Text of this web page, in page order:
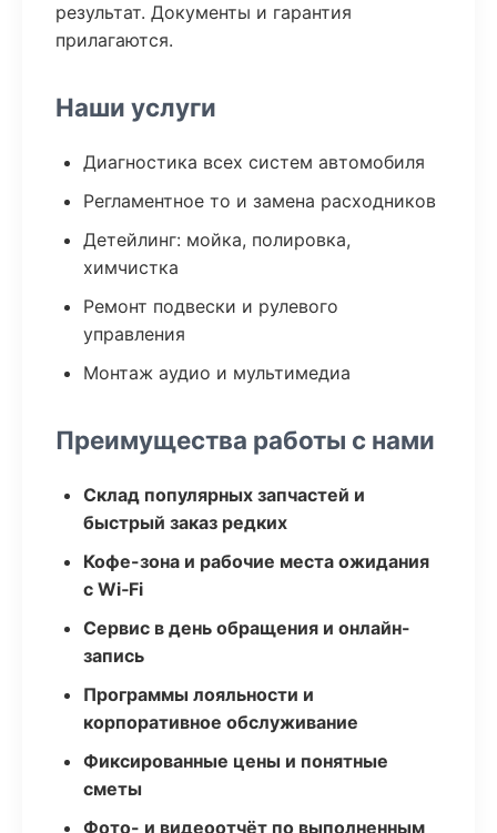
результат. Документы и гарантия
прилагаются.
Наши услуги
Диагностика всех систем автомобиля
Регламентное то и замена расходников
Детейлинг: мойка, полировка,
химчистка
Ремонт подвески и рулевого
управления
Монтаж аудио и мультимедиа
Преимущества работы с нами
Склад популярных запчастей и
быстрый заказ редких
Кофе-зона и рабочие места ожидания
с Wi‑Fi
Сервис в день обращения и онлайн-
запись
Программы лояльности и
корпоративное обслуживание
Фиксированные цены и понятные
сметы
Фото- и видеоотчёт по выполненным